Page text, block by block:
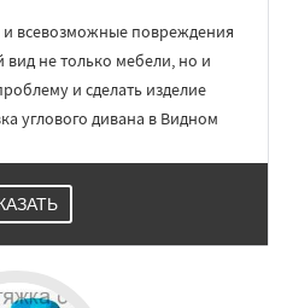
и всевозможные повреждения
не только мебели, но и
и сделать изделие
углового дивана в Видном